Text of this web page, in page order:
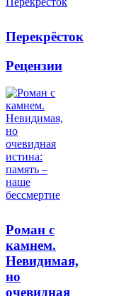
Перекрёсток
Рецензии
Роман с
камнем.
Невидимая,
но
очевидная